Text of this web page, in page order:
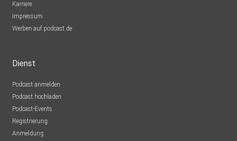
Karriere
Impressum
Werben auf podcast.de
Dienst
Podcast anmelden
Podcast hochladen
Podcast-Events
Registrierung
Anmeldung